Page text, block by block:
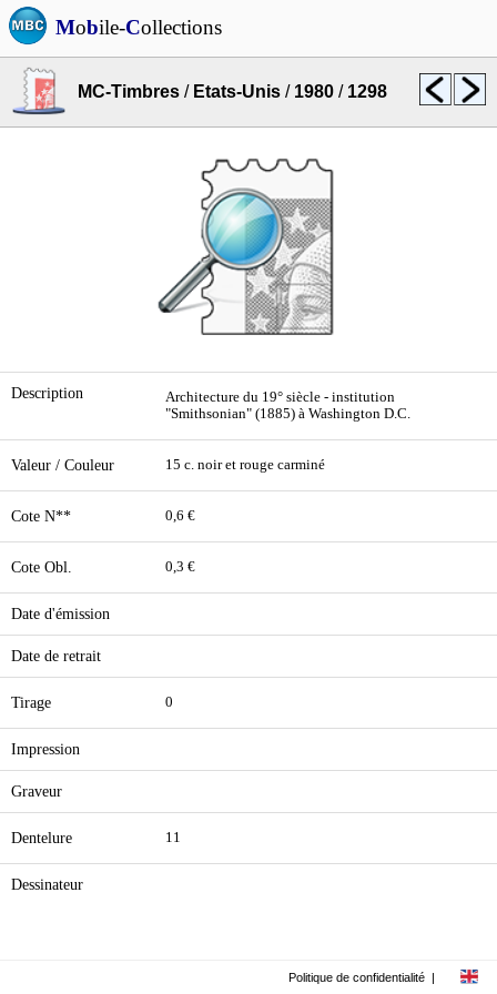
Mobile-Collections
MC-Timbres / Etats-Unis / 1980 / 1298
Description
Architecture du 19° siècle - institution
"Smithsonian" (1885) à Washington D.C.
Valeur / Couleur 15 c. noir et rouge carminé
Cote N** 0,6 €
Cote Obl. 0,3 €
Date d'émission
Date de retrait
Tirage 0
Impression
Graveur
Dentelure 11
Dessinateur
Politique de confidentialité |